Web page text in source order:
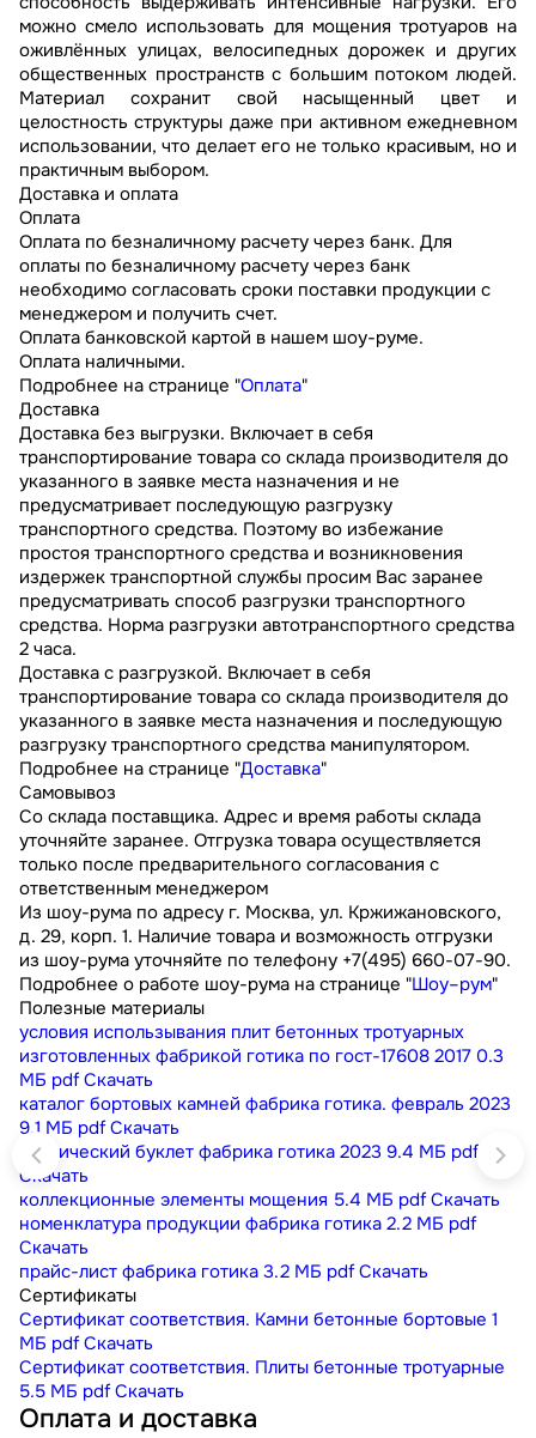
можно смело использовать для мощения тротуаров на
оживлённых улицах, велосипедных дорожек и других
общественных пространств с большим потоком людей.
Материал сохранит свой насыщенный цвет и
целостность структуры даже при активном ежедневном
использовании, что делает его не только красивым, но и
практичным выбором.
Доставка и оплата
Оплата
Оплата по безналичному расчету через банк. Для
оплаты по безналичному расчету через банк
необходимо согласовать сроки поставки продукции с
менеджером и получить счет.
Оплата банковской картой в нашем шоу-руме.
Оплата наличными.
Подробнее на странице "Оплата"
Доставка
Доставка без выгрузки. Включает в себя
транспортирование товара со склада производителя до
указанного в заявке места назначения и не
предусматривает последующую разгрузку
транспортного средства. Поэтому во избежание
простоя транспортного средства и возникновения
издержек транспортной службы просим Вас заранее
предусматривать способ разгрузки транспортного
средства. Норма разгрузки автотранспортного средства
2 часа.
Доставка с разгрузкой. Включает в себя
транспортирование товара со склада производителя до
указанного в заявке места назначения и последующую
разгрузку транспортного средства манипулятором.
Подробнее на странице "Доставка"
Самовывоз
Со склада поставщика. Адрес и время работы склада
уточняйте заранее. Отгрузка товара осуществляется
только после предварительного согласования с
ответственным менеджером
Из шоу-рума по адресу г. Москва, ул. Кржижановского,
д. 29, корп. 1. Наличие товара и возможность отгрузки
из шоу-рума уточняйте по телефону +7(495) 660-07-90.
Подробнее о работе шоу-рума на странице "Шоу–рум"
Полезные материалы
условия использывания плит бетонных тротуарных
изготовленных фабрикой готика по гост-17608 2017 0.3
МБ pdf Скачать
каталог бортовых камней фабрика готика. февраль 2023
9.1 МБ pdf Скачать
технический буклет фабрика готика 2023 9.4 МБ pdf
Скачать
коллекционные элементы мощения 5.4 МБ pdf Скачать
номенклатура продукции фабрика готика 2.2 МБ pdf
Скачать
прайс-лист фабрика готика 3.2 МБ pdf Скачать
Сертификаты
Сертификат соответствия. Камни бетонные бортовые 1
МБ pdf Скачать
Сертификат соответствия. Плиты бетонные тротуарные
5.5 МБ pdf Скачать
Оплата и доставка